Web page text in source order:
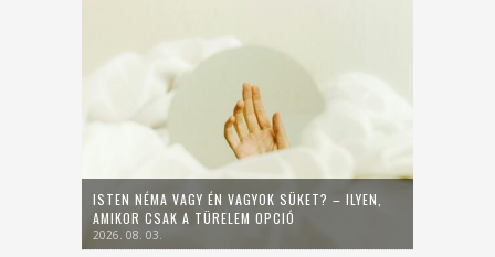
ISTEN NÉMA VAGY ÉN VAGYOK SÜKET? – ILYEN,
AMIKOR CSAK A TÜRELEM OPCIÓ
2026. 08. 03.